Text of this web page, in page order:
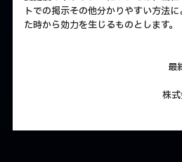
トでの掲示その他分かりやすい方法
た時から効力を生じるものとします。
最
株